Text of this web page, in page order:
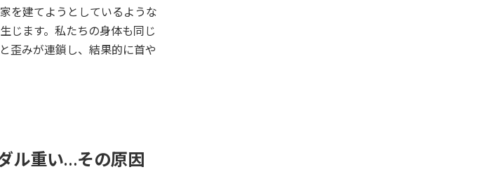
を建てようとしているような
じます。私たちの身体も同じ
歪みが連鎖し、結果的に首や
ル重い…その原因